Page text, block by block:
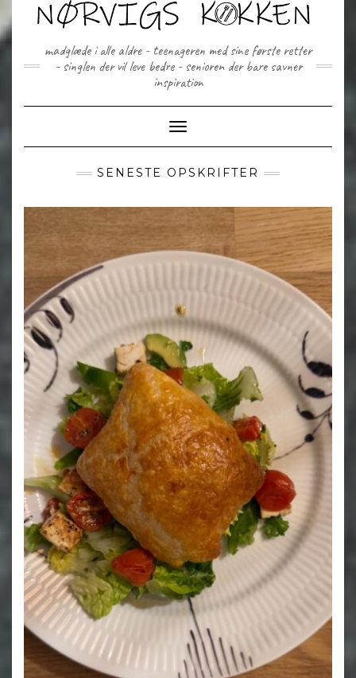
content
madglæde i alle aldre - teenageren med sine første retter
- singlen der vil leve bedre - senioren der bare savner
inspiration
Toggle Navigation
SENESTE OPSKRIFTER